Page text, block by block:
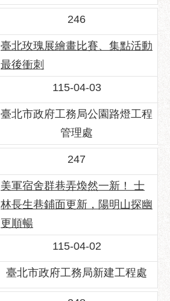
246
臺北玫瑰展繪畫比賽、集點活動
最後衝刺
115-04-03
臺北市政府工務局公園路燈工程
管理處
247
美軍宿舍群巷弄煥然一新！ 士
林長生巷鋪面更新，陽明山探幽
更順暢
115-04-02
臺北市政府工務局新建工程處